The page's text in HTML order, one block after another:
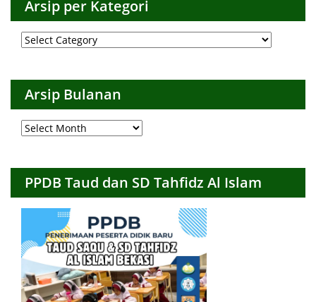
Arsip per Kategori
Arsip
per
Arsip Bulanan
Arsip
Bulanan
PPDB Taud dan SD Tahfidz Al Islam